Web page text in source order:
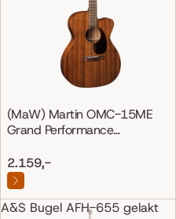
(MaW) Martin OMC-15ME
Grand Performance
2.159,-
A&S Bugel AFH-655 gelakt